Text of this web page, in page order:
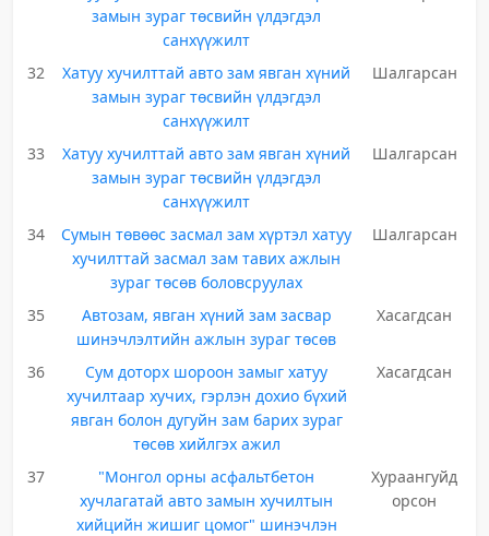
замын зураг төсвийн үлдэгдэл
санхүүжилт
32
Хатуу хучилттай авто зам явган хүний
замын зураг төсвийн үлдэгдэл
санхүүжилт
Шалгарсан
33
Хатуу хучилттай авто зам явган хүний
замын зураг төсвийн үлдэгдэл
санхүүжилт
Шалгарсан
34
Сумын төвөөс засмал зам хүртэл хатуу
хучилттай засмал зам тавих ажлын
зураг төсөв боловсруулах
Шалгарсан
35
Автозам, явган хүний зам засвар
шинэчлэлтийн ажлын зураг төсөв
Хасагдсан
36
Сум доторх шороон замыг хатуу
хучилтаар хучих, гэрлэн дохио бүхий
явган болон дугуйн зам барих зураг
төсөв хийлгэх ажил
Хасагдсан
37
"Монгол орны асфальтбетон
хучлагатай авто замын хучилтын
хийцийн жишиг цомог" шинэчлэн
Хураангуйд
орсон